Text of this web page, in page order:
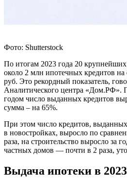
Фото: Shutterstock
По итогам 2023 года 20
около 2 млн ипотечных кредитов
руб. Это рекордный показатель,
Аналитического центра «Дом.РФ».
годом число выданных кредитов
сумма – на 65%.
При этом число кредитов,
в новостройках, выросло по
раза, на строительство выросло за
частных домов — почти в 2 раза,
Выдача ипотеки в 2023